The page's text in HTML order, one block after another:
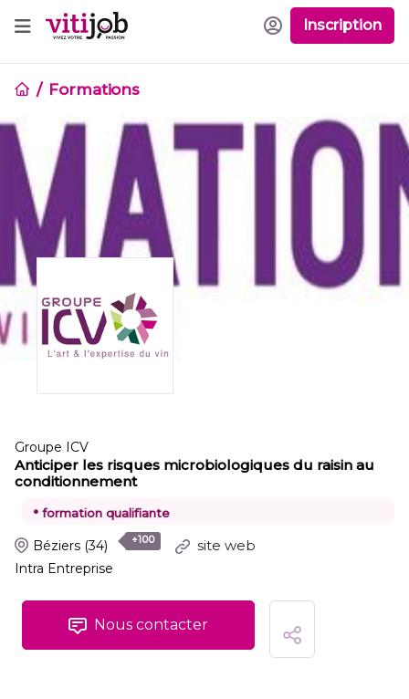
Inscription
Formations
Groupe ICV
Anticiper les risques microbiologiques du raisin au
conditionnement
• formation qualifiante
Béziers (34) +100 site web
Intra Entreprise
Nous contacter